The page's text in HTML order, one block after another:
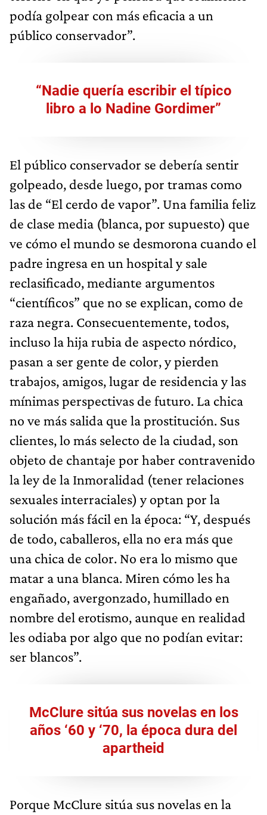
podía golpear con más eficacia a un
público conservador”.
“Nadie quería escribir el típico
libro a lo Nadine Gordimer”
El público conservador se debería sentir
golpeado, desde luego, por tramas como
las de “El cerdo de vapor”. Una familia feliz
de clase media (blanca, por supuesto) que
ve cómo el mundo se desmorona cuando el
padre ingresa en un hospital y sale
reclasificado, mediante argumentos
“científicos” que no se explican, como de
raza negra. Consecuentemente, todos,
incluso la hija rubia de aspecto nórdico,
pasan a ser gente de color, y pierden
trabajos, amigos, lugar de residencia y las
mínimas perspectivas de futuro. La chica
no ve más salida que la prostitución. Sus
clientes, lo más selecto de la ciudad, son
objeto de chantaje por haber contravenido
la ley de la Inmoralidad (tener relaciones
sexuales interraciales) y optan por la
solución más fácil en la época: “Y, después
de todo, caballeros, ella no era más que
una chica de color. No era lo mismo que
matar a una blanca. Miren cómo les ha
engañado, avergonzado, humillado en
nombre del erotismo, aunque en realidad
les odiaba por algo que no podían evitar:
ser blancos”.
McClure sitúa sus novelas en los
años ‘60 y ‘70, la época dura del
apartheid
Porque McClure sitúa sus novelas en la